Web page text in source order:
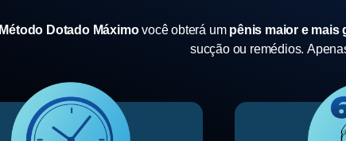
Método Dotado Máximovocê obterá um pênis maior e mais
sucção ou remédios.